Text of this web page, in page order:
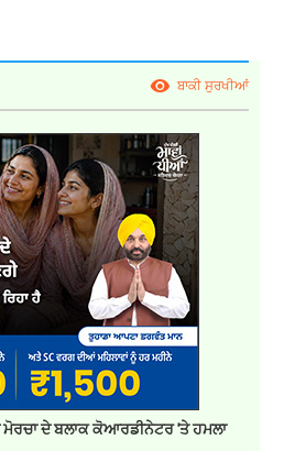
ਬਾਕੀ ਸੁਰਖੀਆਂ
ਮੋਰਚਾ ਦੇ ਬਲਾਕ ਕੋਆਰਡੀਨੇਟਰ 'ਤੇ ਹਮਲਾ